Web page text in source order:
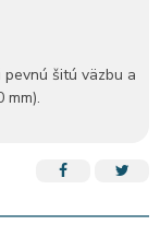
šitú väzbu a
mm).